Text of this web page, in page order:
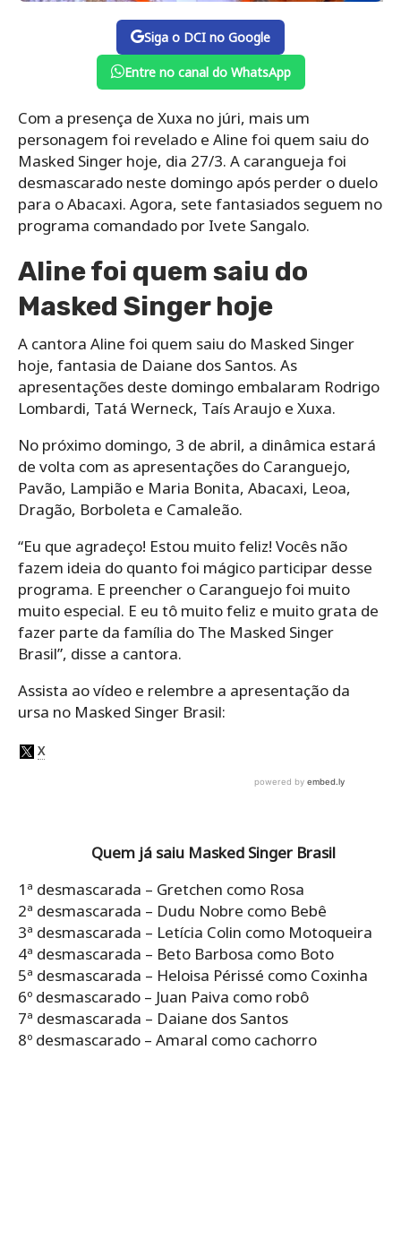
Siga o DCI no Google
Entre no canal do WhatsApp
Com a presença de Xuxa no júri, mais um
personagem foi revelado e Aline foi quem saiu do
Masked Singer hoje, dia 27/3. A carangueja foi
desmascarado neste domingo após perder o duelo
para o Abacaxi. Agora, sete fantasiados seguem no
programa comandado por Ivete Sangalo.
Aline foi quem saiu do
Masked Singer hoje
A cantora Aline foi quem saiu do Masked Singer
hoje, fantasia de Daiane dos Santos. As
apresentações deste domingo embalaram Rodrigo
Lombardi, Tatá Werneck, Taís Araujo e Xuxa.
No próximo domingo, 3 de abril, a dinâmica estará
de volta com as apresentações do Caranguejo,
Pavão, Lampião e Maria Bonita, Abacaxi, Leoa,
Dragão, Borboleta e Camaleão.
“Eu que agradeço! Estou muito feliz! Vocês não
fazem ideia do quanto foi mágico participar desse
programa. E preencher o Caranguejo foi muito
muito especial. E eu tô muito feliz e muito grata de
fazer parte da família do The Masked Singer
Brasil”, disse a cantora.
Assista ao vídeo e relembre a apresentação da
ursa no Masked Singer Brasil:
Quem já saiu Masked Singer Brasil
1ª desmascarada – Gretchen como Rosa
2ª desmascarada – Dudu Nobre como Bebê
3ª desmascarada – Letícia Colin como Motoqueira
4ª desmascarada – Beto Barbosa como Boto
5ª desmascarada – Heloisa Périssé como Coxinha
6º desmascarado – Juan Paiva como robô
7ª desmascarada – Daiane dos Santos
8º desmascarado – Amaral como cachorro